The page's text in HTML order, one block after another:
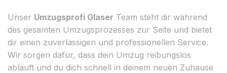
Unser Umzugsprofi Glaser Team steht dir während
des gesamten Umzugsprozesses zur Seite und bietet
dir einen zuverlässigen und professionellen Service.
Wir sorgen dafür, dass dein Umzug reibungslos
abläuft und du dich schnell in deinem neuen Zuhause